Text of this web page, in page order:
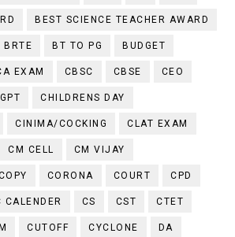
BEST SCIENCE TEACHER AWARD
BRTE BT TO PG BUDGET
EXAM CBSC CBSE CEO
CHILDRENS DAY
CINIMA/COCKING CLAT EXAM
CM CELL CM VIJAY
CORONA COURT CPD
CALENDER CS CST CTET
CUTOFF CYCLONE DA